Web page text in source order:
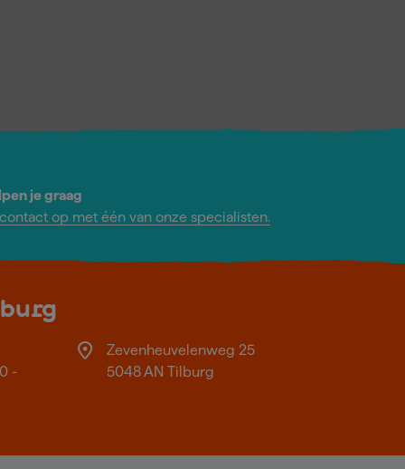
je graag
op met één van onze specialisten.
-
Zevenheuvelenweg 25
5048 AN Tilburg